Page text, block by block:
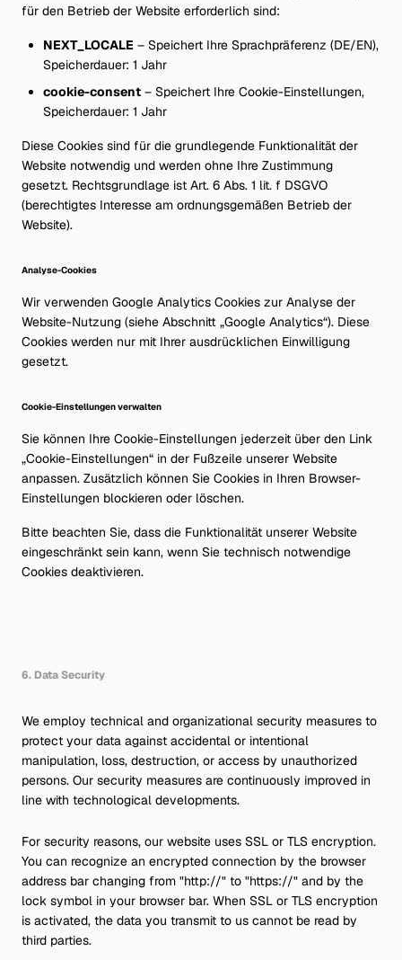
für den Betrieb der Website erforderlich sind:
NEXT_LOCALE – Speichert Ihre Sprachpräferenz (DE/EN),
Speicherdauer: 1 Jahr
cookie-consent – Speichert Ihre Cookie-Einstellungen,
Speicherdauer: 1 Jahr
Diese Cookies sind für die grundlegende Funktionalität der
Website notwendig und werden ohne Ihre Zustimmung
gesetzt. Rechtsgrundlage ist Art. 6 Abs. 1 lit. f DSGVO
(berechtigtes Interesse am ordnungsgemäßen Betrieb der
Website).
Analyse-Cookies
Wir verwenden Google Analytics Cookies zur Analyse der
Website-Nutzung (siehe Abschnitt „Google Analytics“). Diese
Cookies werden nur mit Ihrer ausdrücklichen Einwilligung
gesetzt.
Cookie-Einstellungen verwalten
Sie können Ihre Cookie-Einstellungen jederzeit über den Link
„Cookie-Einstellungen“ in der Fußzeile unserer Website
anpassen. Zusätzlich können Sie Cookies in Ihren Browser-
Einstellungen blockieren oder löschen.
Bitte beachten Sie, dass die Funktionalität unserer Website
eingeschränkt sein kann, wenn Sie technisch notwendige
Cookies deaktivieren.
6. Data Security
We employ technical and organizational security measures to
protect your data against accidental or intentional
manipulation, loss, destruction, or access by unauthorized
persons. Our security measures are continuously improved in
line with technological developments.
For security reasons, our website uses SSL or TLS encryption.
You can recognize an encrypted connection by the browser
address bar changing from "http://" to "https://" and by the
lock symbol in your browser bar. When SSL or TLS encryption
is activated, the data you transmit to us cannot be read by
third parties.